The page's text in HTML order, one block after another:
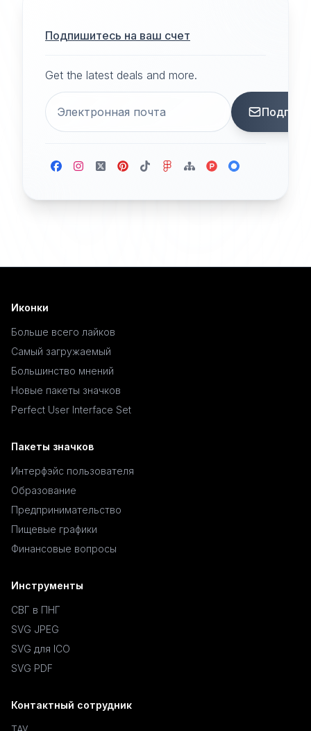
Подпишитесь на ваш счет
Get the latest deals and more.
Иконки
Больше всего лайков
Самый загружаемый
Большинство мнений
Новые пакеты значков
Perfect User Interface Set
Пакеты значков
Интерфэйс пользователя
Образование
Предпринимательство
Пищевые графики
Финансовые вопросы
Инструменты
СВГ в ПНГ
SVG JPEG
SVG для ICO
SVG PDF
Контактный сотрудник